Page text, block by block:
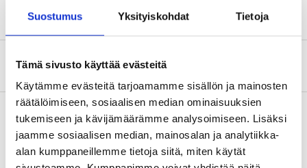
Suostumus Yksityiskohdat Tietoja
Tämä sivusto käyttää evästeitä
Käytämme evästeitä tarjoamamme sisällön ja mainosten
räätälöimiseen, sosiaalisen median ominaisuuksien
tukemiseen ja kävijämäärämme analysoimiseen. Lisäksi
jaamme sosiaalisen median, mainosalan ja analytiikka-
alan kumppaneillemme tietoja siitä, miten käytät
Tietoa valmistajasta
Osta & Nouda